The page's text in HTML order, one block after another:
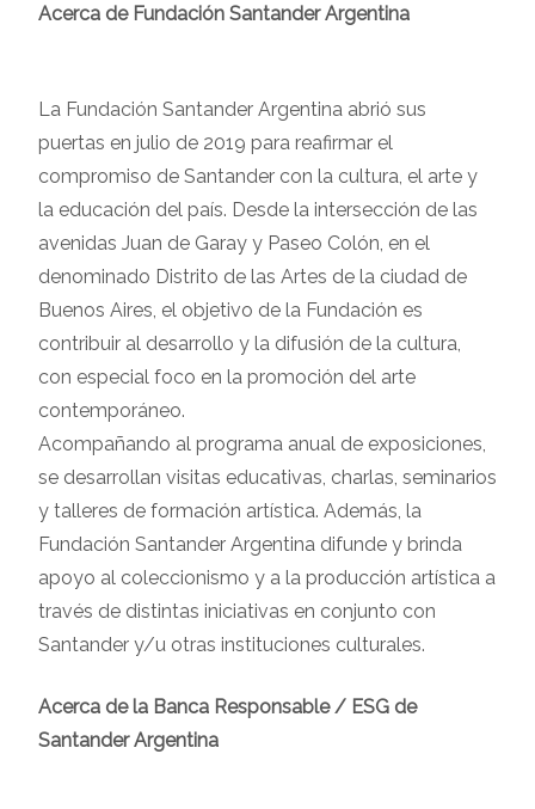
Acerca de Fundación Santander Argentina
La Fundación Santander Argentina abrió sus
puertas en julio de 2019 para reafirmar el
compromiso de Santander con la cultura, el arte y
la educación del país. Desde la intersección de las
avenidas Juan de Garay y Paseo Colón, en el
denominado Distrito de las Artes de la ciudad de
Buenos Aires, el objetivo de la Fundación es
contribuir al desarrollo y la difusión de la cultura,
con especial foco en la promoción del arte
contemporáneo.
Acompañando al programa anual de exposiciones,
se desarrollan visitas educativas, charlas, seminarios
y talleres de formación artística. Además, la
Fundación Santander Argentina difunde y brinda
apoyo al coleccionismo y a la producción artística a
través de distintas iniciativas en conjunto con
Santander y/u otras instituciones culturales.
Acerca de la Banca Responsable / ESG de
Santander Argentina